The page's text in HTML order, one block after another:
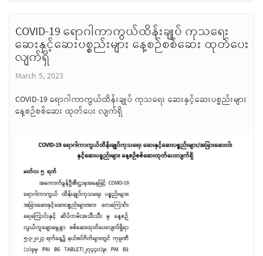
COVID-19 ရောဂါကာကွယ်ထိန်းချုပ် ကုသရေး
ဆေးနှင့်ဆေးပစ္စည်းများ နေ့စဉ်စစ်ဆေး ထုတ်ပေး
လျက်ရှိ
March 5, 2023
COVID-19 ရောဂါကာကွယ်ထိန်းချုပ် ကုသရေး ဆေးနှင့်ဆေးပစ္စည်းများ
နေ့စဉ်စစ်ဆေး ထုတ်ပေး လျက်ရှိ